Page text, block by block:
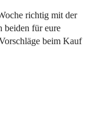
richtig mit der
beiden für eure
beim Kauf